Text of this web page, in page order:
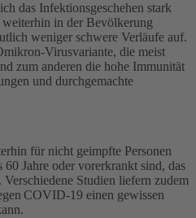
das Infektionsgeschehen stark
in der Bevölkerung
weniger schwere Verläufe auf.
Virusvariante, die meist
zum anderen die hohe Immunität
und durchgemachte
für nicht geimpfte Personen
60 Jahre oder vorerkrankt sind, das
Studien liefern zudem
COVID-19 einen gewissen